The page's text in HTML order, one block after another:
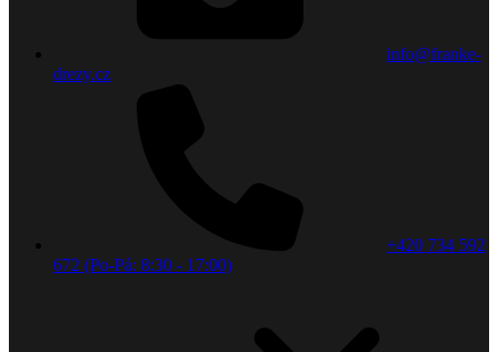
info@franke-
drezy.cz
+420 734 592
672 (Po-Pá: 8:30 - 17:00)